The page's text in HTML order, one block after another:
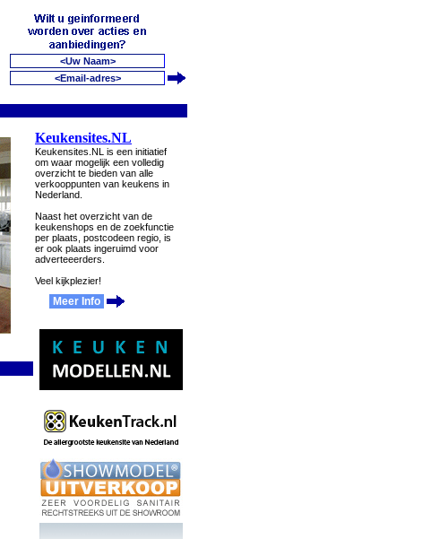
Keukensites.NL
Keukensites.NL is een initiatief
om waar mogelijk een volledig
overzicht te bieden van alle
verkooppunten van keukens in
Nederland.
Naast het overzicht van de
keukenshops en de zoekfunctie
per plaats, postcodeen regio, is
er ook plaats ingeruimd voor
adverteeerders.
Veel kijkplezier!
Meer Info